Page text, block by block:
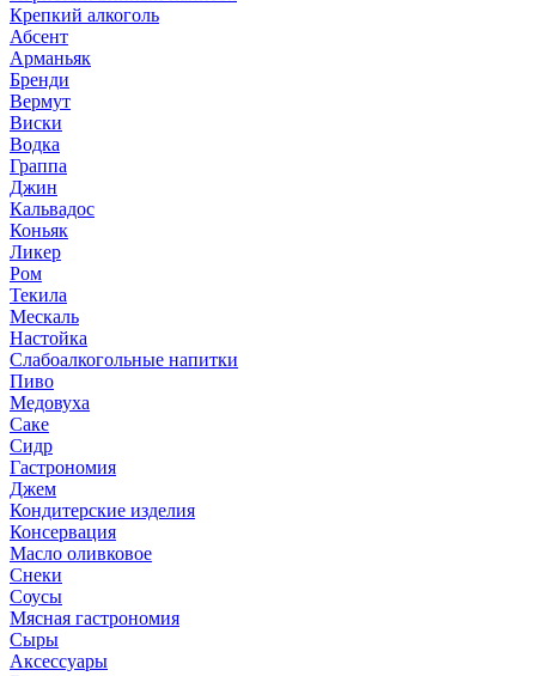
Крепкий алкоголь
Абсент
Арманьяк
Бренди
Вермут
Виски
Водка
Граппа
Джин
Кальвадос
Коньяк
Ликер
Ром
Текила
Мескаль
Настойка
Слабоалкогольные напитки
Пиво
Медовуха
Саке
Сидр
Гастрономия
Джем
Кондитерские изделия
Консервация
Масло оливковое
Снеки
Соусы
Мясная гастрономия
Сыры
Аксессуары